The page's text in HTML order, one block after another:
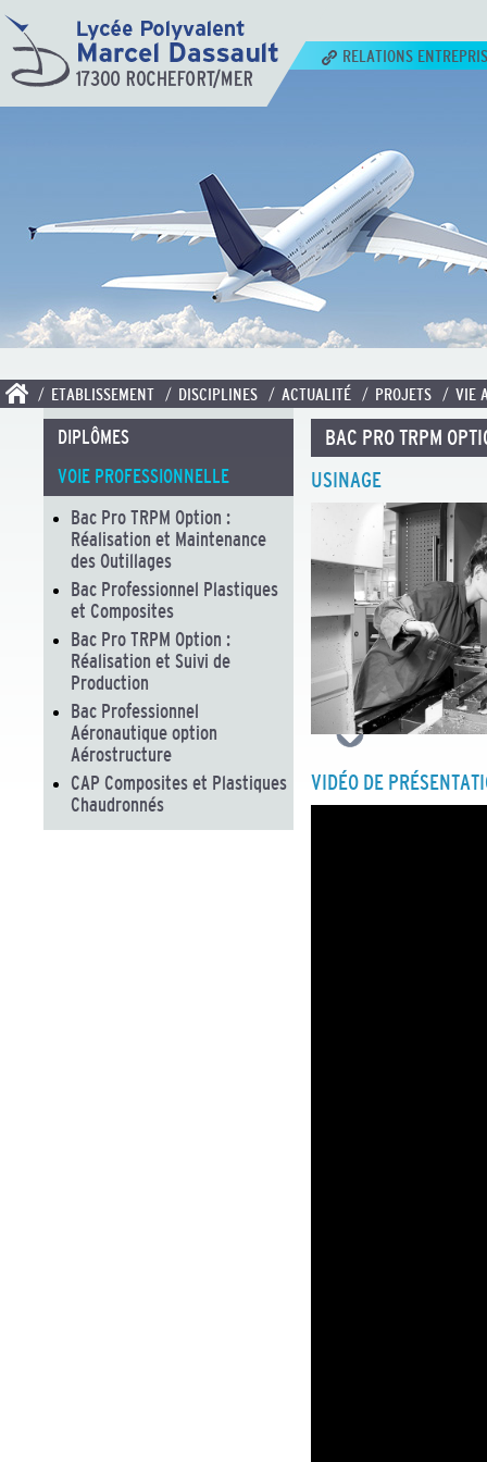
RELATIONS
/ ETABLISSEMENT / DISCIPLINES / ACTUALITÉ / PROJETS / VIE
DIPLÔMES
VOIE PROFESSIONNELLE
Bac Pro TRPM Option :
Réalisation et Maintenance
des Outillages
Bac Professionnel Plastiques
et Composites
Bac Pro TRPM Option :
Réalisation et Suivi de
Production
Bac Professionnel
Aéronautique option
Aérostructure
CAP Composites et Plastiques
Chaudronnés
BAC PRO TRPM
USINAGE
VIDÉO DE